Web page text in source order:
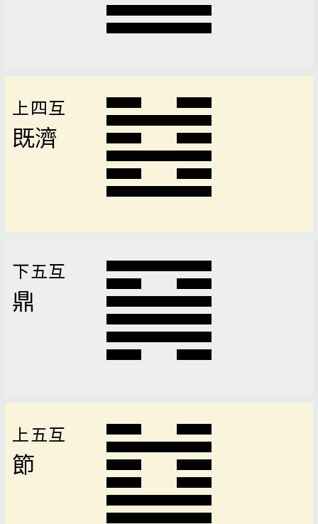
上四互
既濟
下五互
鼎
上五互
節